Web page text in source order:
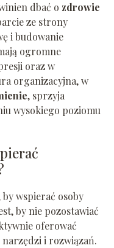
dbać o zdrowie
ze strony
i budowanie
ogromne
oraz w
organizacyjna, w
, sprzyja
wysokiego poziomu
wspierać osoby
by nie pozostawiać
oferować
i rozwiązań.